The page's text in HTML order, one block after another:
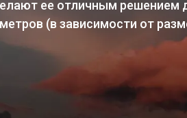
ее отличным решением
(в зависимости от